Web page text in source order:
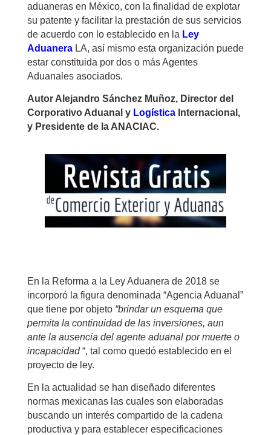
aduaneras en México, con la finalidad de explotar
su patente y facilitar la prestación de sus servicios
de acuerdo con lo establecido en la Ley
AduaneraLA, así mismo esta organización puede
estar constituida por dos o más Agentes
Aduanales asociados.
Autor Alejandro Sánchez Muñoz, Director del
Corporativo Aduanal y LogísticaInternacional,
y Presidente de la ANACIAC.
En la Reforma a la Ley Aduanera de 2018 se
incorporó la figura denominada “Agencia Aduanal”
que tiene por objeto “brindar un esquema que
permita la continuidad de las inversiones, aun
ante la ausencia del agente aduanal por muerte o
incapacidad“, tal como quedó establecido en el
proyecto de ley.
En la actualidad se han diseñado diferentes
normas mexicanas las cuales son elaboradas
buscando un interés compartido de la cadena
productiva y para establecer especificaciones